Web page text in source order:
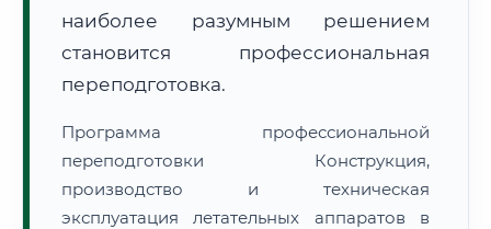
наиболее разумным решением
становится профессиональная
переподготовка.
Программа профессиональной
переподготовки Конструкция,
производство и техническая
эксплуатация летательных аппаратов в